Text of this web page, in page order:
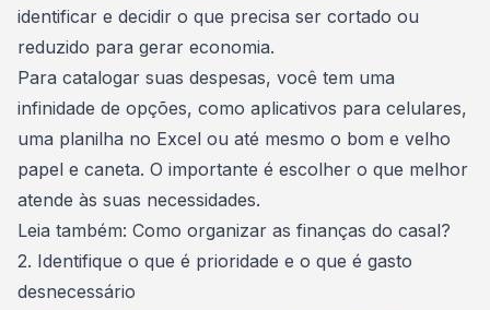
identificar e decidir o que precisa ser cortado ou
reduzido para gerar economia.
Para catalogar suas despesas, você tem uma
infinidade de opções, como aplicativos para celulares,
uma planilha no Excel ou até mesmo o bom e velho
papel e caneta. O importante é escolher o que melhor
atende às suas necessidades.
Leia também: Como organizar as finanças do casal?
2. Identifique o que é prioridade e o que é gasto
desnecessário